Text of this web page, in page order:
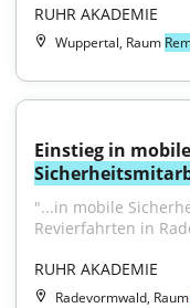
RUHR AKADEMIE
Wuppertal, Raum
"...in mobile
Revierfahrten in
RUHR AKADEMIE
Radevormwald, Raum